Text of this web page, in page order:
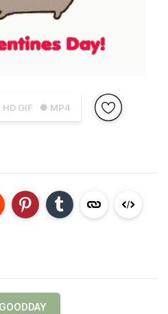
GIF ● MP4
GOODDAY